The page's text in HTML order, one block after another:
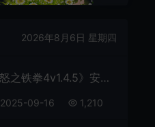
2026年8月6日 星期四
《怒之铁拳4v1.4.5》安卓完整版，经典街机热血再燃！含全部DLC与无限资源菜单，Steam移植神作登陆移动端！
2025-09-16 1,210